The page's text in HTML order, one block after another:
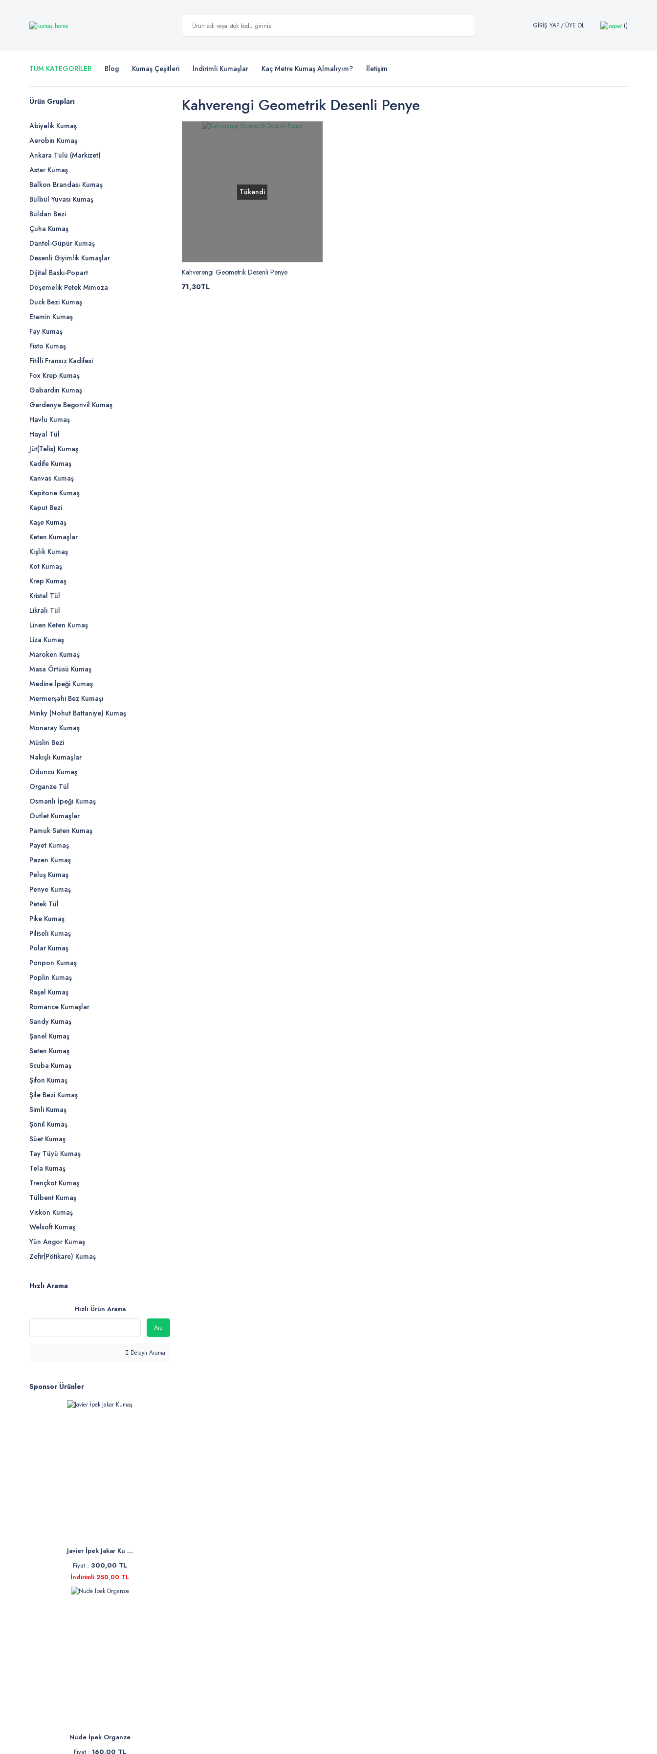
GİRİŞ YAP/ ÜYE OL
TÜM KATEGORİLER Blog Kumaş Çeşitleri İndirimli Kumaşlar Kaç Metre Kumaş Almalıyım? İletişim
Ürün Grupları
Abiyelik Kumaş
Aerobin Kumaş
Ankara Tülü (Markizet)
Astar Kumaş
Balkon Brandası Kumaş
Bülbül Yuvası Kumaş
Buldan Bezi
Çuha Kumaş
Dantel-Güpür Kumaş
Desenli Giyimlik Kumaşlar
Dijital Baskı-Popart
Döşemelik Petek Mimoza
Duck Bezi Kumaş
Etamin Kumaş
Fay Kumaş
Fisto Kumaş
Fitilli Fransız Kadifesi
Fox Krep Kumaş
Gabardin Kumaş
Gardenya Begonvil Kumaş
Havlu Kumaş
Hayal Tül
Jüt(Telis) Kumaş
Kadife Kumaş
Kanvas Kumaş
Kapitone Kumaş
Kaput Bezi
Kaşe Kumaş
Keten Kumaşlar
Kışlık Kumaş
Kot Kumaş
Krep Kumaş
Kristal Tül
Likralı Tül
Linen Keten Kumaş
Liza Kumaş
Maroken Kumaş
Masa Örtüsü Kumaş
Medine İpeği Kumaş
Mermerşahi Bez Kumaşı
Minky (Nohut Battaniye) Kumaş
Monaray Kumaş
Müslin Bezi
Nakışlı Kumaşlar
Oduncu Kumaş
Organze Tül
Osmanlı İpeği Kumaş
Outlet Kumaşlar
Pamuk Saten Kumaş
Payet Kumaş
Pazen Kumaş
Peluş Kumaş
Penye Kumaş
Petek Tül
Pike Kumaş
Piliseli Kumaş
Polar Kumaş
Ponpon Kumaş
Poplin Kumaş
Raşel Kumaş
Romance Kumaşlar
Sandy Kumaş
Şanel Kumaş
Saten Kumaş
Scuba Kumaş
Şifon Kumaş
Şile Bezi Kumaş
Simli Kumaş
Şönil Kumaş
Süet Kumaş
Tay Tüyü Kumaş
Tela Kumaş
Trençkot Kumaş
Tülbent Kumaş
Viskon Kumaş
Welsoft Kumaş
Yün Angor Kumaş
Zefir(Pötikare) Kumaş
Hızlı Arama
Hızlı Ürün Arama
Ara
Detaylı Arama
Sponsor Ürünler
Javier İpek Jakar Ku ...
Fiyat : 300,00 TL
İndirimli 250,00 TL
Nude İpek Organze
Fiyat : 160,00 TL
Kahverengi Geometrik Desenli Penye
Tükendi
Kahverengi Geometrik Desenli Penye
71,30TL